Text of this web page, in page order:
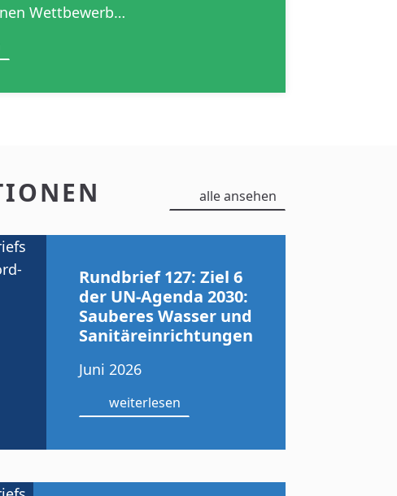
Wettbewerb…
alle ansehen
Rundbrief 127: Ziel 6
der UN-Agenda 2030:
Sauberes Wasser und
Sanitäreinrichtungen
Juni 2026
weiterlesen